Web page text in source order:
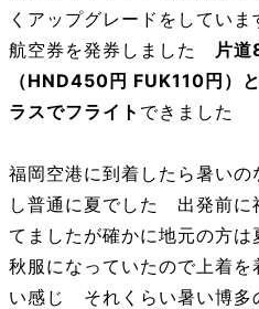
くアップグレードをしてい
航空券を発券しました
片
（HND450円 FUK110円）
ラスでフライト できました
福岡空港に到着したら暑い
し普通に夏でした 出発前に
てましたが確かに地元の方
秋服になっていたので上着
い感じ それくらい暑い博多